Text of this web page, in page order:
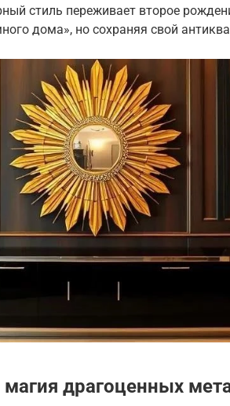
стиль переживает второе
дома», но сохраняя свой
драгоценных